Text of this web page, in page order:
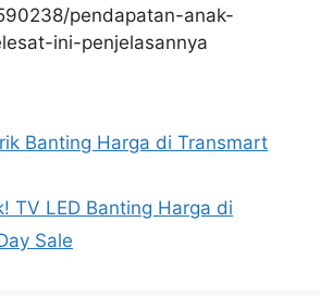
pendapatan-anak-
ini-penjelasannya
Banting Harga di Transmart
TV LED Banting Harga di
Sale